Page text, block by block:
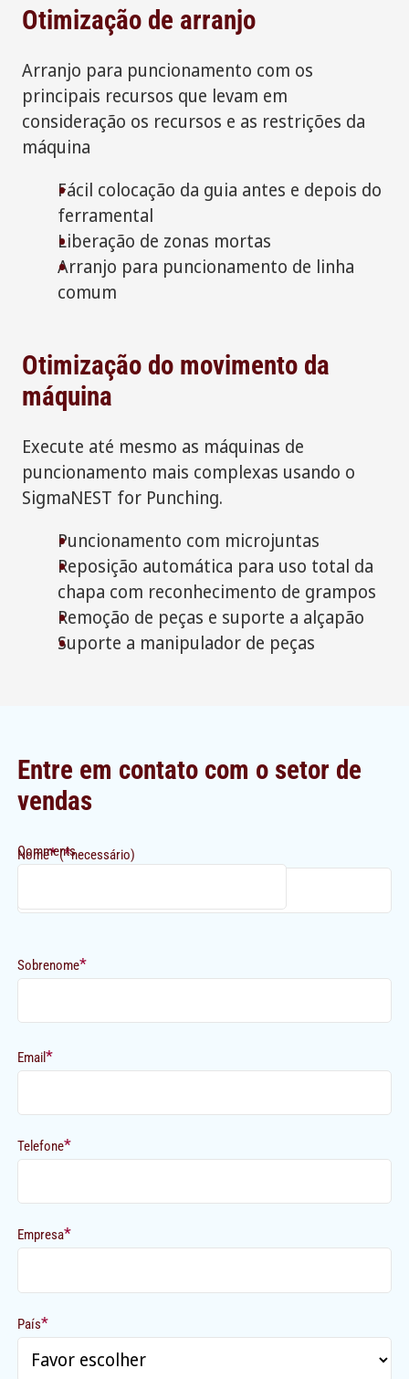
Otimização de arranjo
Arranjo para puncionamento com os
principais recursos que levam em
consideração os recursos e as restrições da
máquina
Fácil colocação da guia antes e depois do
ferramental
Liberação de zonas mortas
Arranjo para puncionamento de linha
comum
Otimização do movimento da
máquina
Execute até mesmo as máquinas de
puncionamento mais complexas usando o
SigmaNEST for Punching.
Puncionamento com microjuntas
Reposição automática para uso total da
chapa com reconhecimento de grampos
Remoção de peças e suporte a alçapão
Suporte a manipulador de peças
Entre em contato com o setor de
vendas
Comments
Nome*(*necessário)
Sobrenome*
Email*
Telefone*
Empresa*
País*